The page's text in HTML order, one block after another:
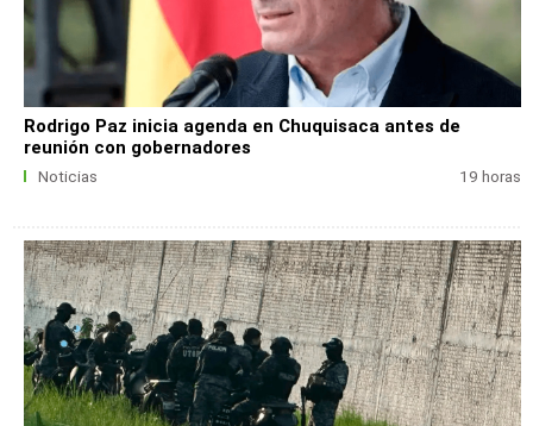
Rodrigo Paz inicia agenda en Chuquisaca antes de
reunión con gobernadores
Noticias 19 horas